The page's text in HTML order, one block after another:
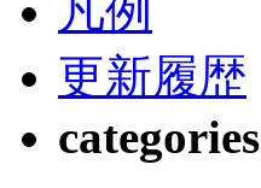
凡例
更新履歴
categories